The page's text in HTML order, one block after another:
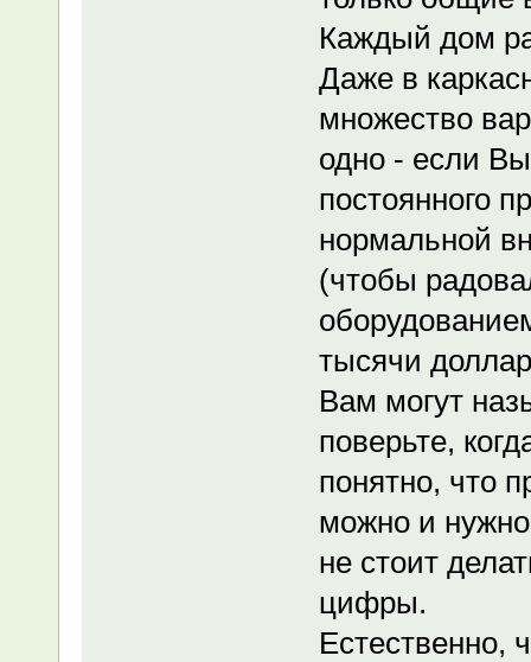
Каждый дом
Даже в
множество
одно - если
постоянного
нормальной
(чтобы
тысячи
Вам могут
поверьте,
понятно, что
можно и нужно
не стоит
цифры.
Естественно,